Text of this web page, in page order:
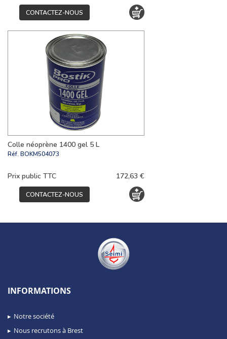
CONTACTEZ-NOUS
Colle néoprène 1400 gel 5 L
Réf. BOKM504073
Prix public TTC 172,63 €
CONTACTEZ-NOUS
INFORMATIONS
Notre société
Nous recrutons à Brest